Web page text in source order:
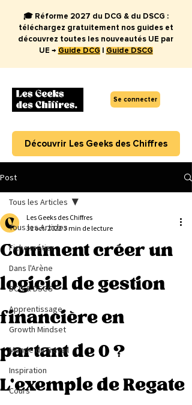
Se connecter
🎓 Réforme 2027 du DCG & du DSCG :
téléchargez gratuitement nos guides et
découvrez toutes les nouveautés UE par
UE → Guide DCG Guide DSCG
Découvrir Les Geeks des Chiffres
Post
Tous les Articles
Fiche métier
Dans l'Arène
DCG & DSCG
Apprentissage
Growth Mindset
Monde du Travail
Inspiration
Cours
Tous les Articles
Comment créer un
logiciel de gestion
financière en
partant de 0 ?
L’exemple de Regate
Les Geeks des Chiffres
31 oct. 2022 3 min de lecture